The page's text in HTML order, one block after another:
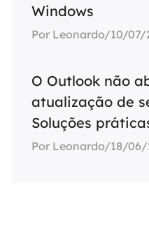
Windows
Por Leonardo/10/07/
O Outlook não
atualização de
Soluções
Por Leonardo/18/06/